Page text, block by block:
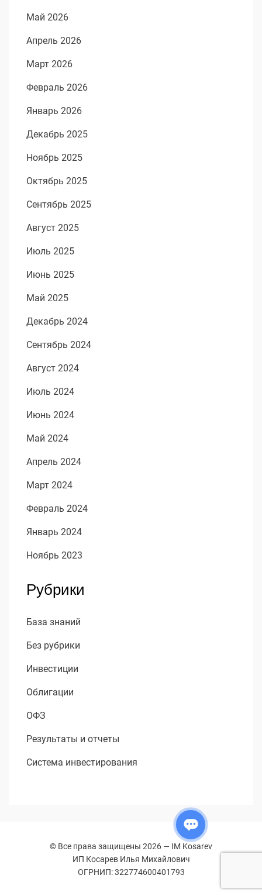
Май 2026
Апрель 2026
Март 2026
Февраль 2026
Январь 2026
Декабрь 2025
Ноябрь 2025
Октябрь 2025
Сентябрь 2025
Август 2025
Июль 2025
Июнь 2025
Май 2025
Декабрь 2024
Сентябрь 2024
Август 2024
Июль 2024
Июнь 2024
Май 2024
Апрель 2024
Март 2024
Февраль 2024
Январь 2024
Ноябрь 2023
Рубрики
База знаний
Без рубрики
Инвестиции
Облигации
ОФЗ
Результаты и отчеты
Система инвестирования
© Все права защищены 2026 — IM Kosarev
ИП Косарев Илья Михайлович
ОГРНИП: 322774600401793